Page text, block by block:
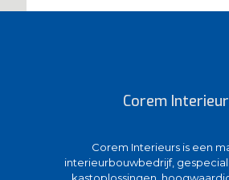
Corem
Corem Interieurs is een
interieurbouwbedrijf,